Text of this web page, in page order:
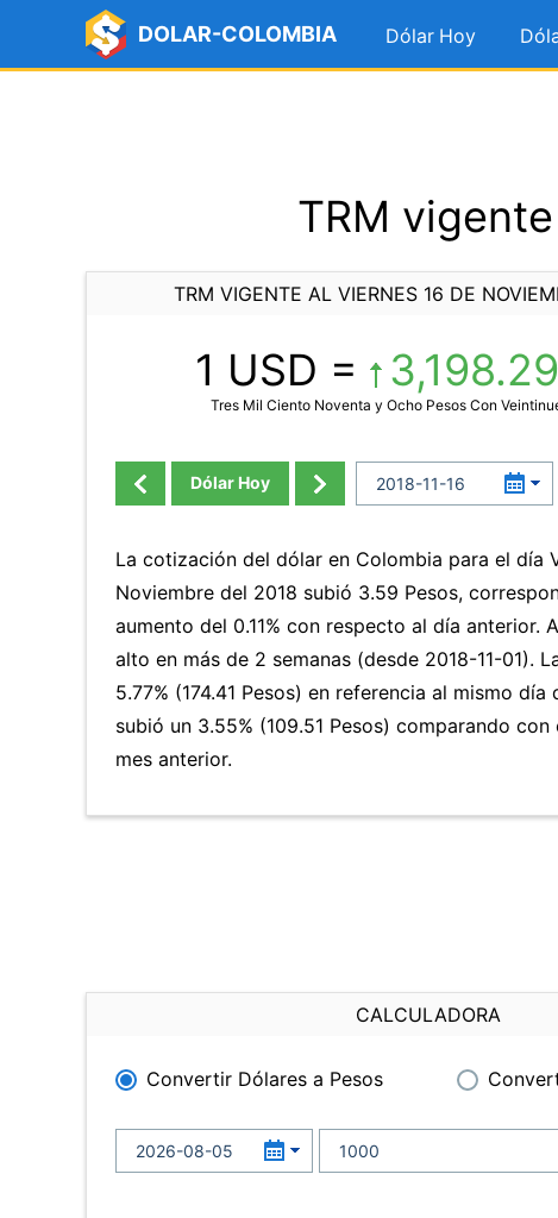
DOLAR-COLOMBIA Dólar Hoy
TRM
TRM VIGENTE AL VIERNES 16 DE
1 USD = 3,198.29
Tres Mil Ciento Noventa y Ocho Pesos Con
Dólar Hoy
La cotización del dólar en Colombia para el día
Noviembre del 2018 subió 3.59 Pesos,
aumento del 0.11% con respecto al día anterior.
alto en más de 2 semanas (desde 2018-11-01).
5.77% (174.41 Pesos) en referencia al mismo
subió un 3.55% (109.51 Pesos) comparando
mes anterior.
CALCULADORA
Convertir Dólares a Pesos